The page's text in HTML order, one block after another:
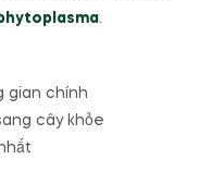
.
gian chính
cây khỏe